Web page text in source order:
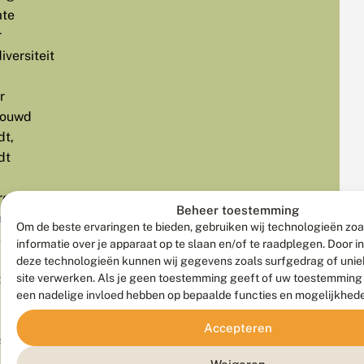
Beheer toestemming
Om de beste ervaringen te bieden, gebruiken wij technologieën
informatie over je apparaat op te slaan en/of te raadplegen. Door
deze technologieën kunnen wij gegevens zoals surfgedrag of
site verwerken. Als je geen toestemming geeft of uw
een nadelige invloed hebben op bepaalde functies en
Accepteren